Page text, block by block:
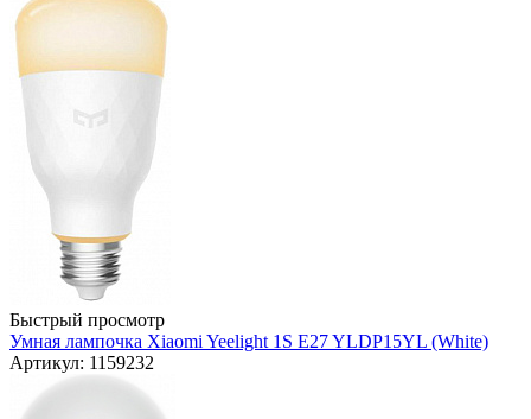
Быстрый просмотр
Умная лампочка Xiaomi Yeelight 1S E27 YLDP15YL (White)
Артикул: 1159232